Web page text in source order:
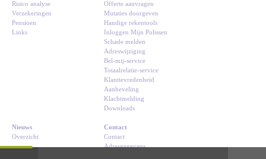
Risico analyse
Verzekeringen
Pensioen
Links
Offerte aanvragen
Mutaties doorgeven
Handige rekentools
Inloggen Mijn Polissen
Schade melden
Adreswijziging
Bel-mij-service
Totaalrelatie-service
Klanttevredenheid
Aanbeveling
Klachtmelding
Downloads
Nieuws
Overzicht
Contact
Contact
Adresgegevens